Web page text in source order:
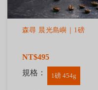
森尋 晨光島嶼｜1磅
NT$495
規格：
1磅 454g